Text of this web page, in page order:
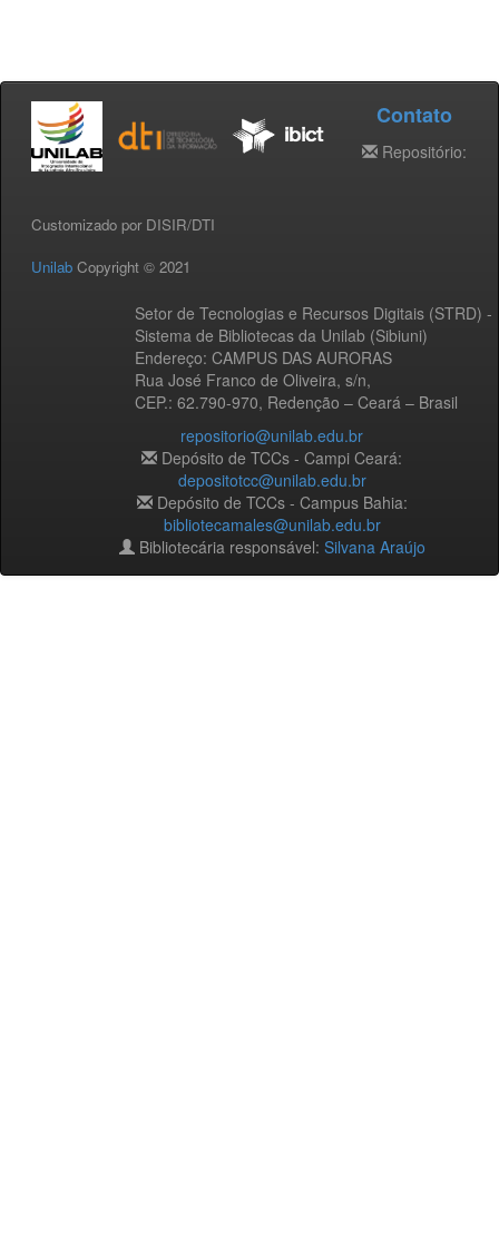
Customizado por DISIR/DTI
Unilab Copyright © 2021
Setor de Tecnologias e Recursos Digitais (STRD) -
Sistema de Bibliotecas da Unilab (Sibiuni)
Endereço: CAMPUS DAS AURORAS
Rua José Franco de Oliveira, s/n,
CEP.: 62.790-970, Redenção – Ceará – Brasil
Contato
Repositório:
repositorio@unilab.edu.br
Depósito de TCCs - Campi Ceará:
depositotcc@unilab.edu.br
Depósito de TCCs - Campus Bahia:
bibliotecamales@unilab.edu.br
Bibliotecária responsável: Silvana Araújo